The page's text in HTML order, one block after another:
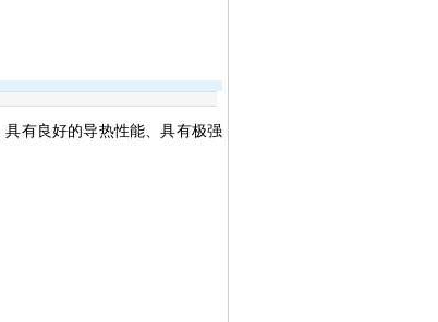
有良好的导热性能、具有极强